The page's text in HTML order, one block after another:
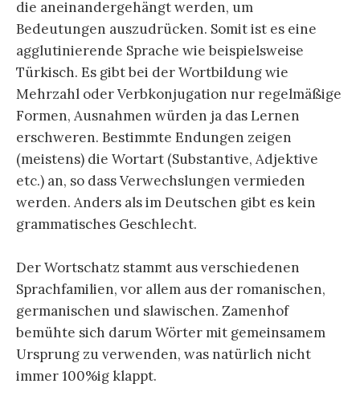
die aneinandergehängt werden, um
Bedeutungen auszudrücken. Somit ist es eine
agglutinierende Sprache wie beispielsweise
Türkisch. Es gibt bei der Wortbildung wie
Mehrzahl oder Verbkonjugation nur regelmäßige
Formen, Ausnahmen würden ja das Lernen
erschweren. Bestimmte Endungen zeigen
(meistens) die Wortart (Substantive, Adjektive
etc.) an, so dass Verwechslungen vermieden
werden. Anders als im Deutschen gibt es kein
grammatisches Geschlecht.
Der Wortschatz stammt aus verschiedenen
Sprachfamilien, vor allem aus der romanischen,
germanischen und slawischen. Zamenhof
bemühte sich darum Wörter mit gemeinsamem
Ursprung zu verwenden, was natürlich nicht
immer 100%ig klappt.